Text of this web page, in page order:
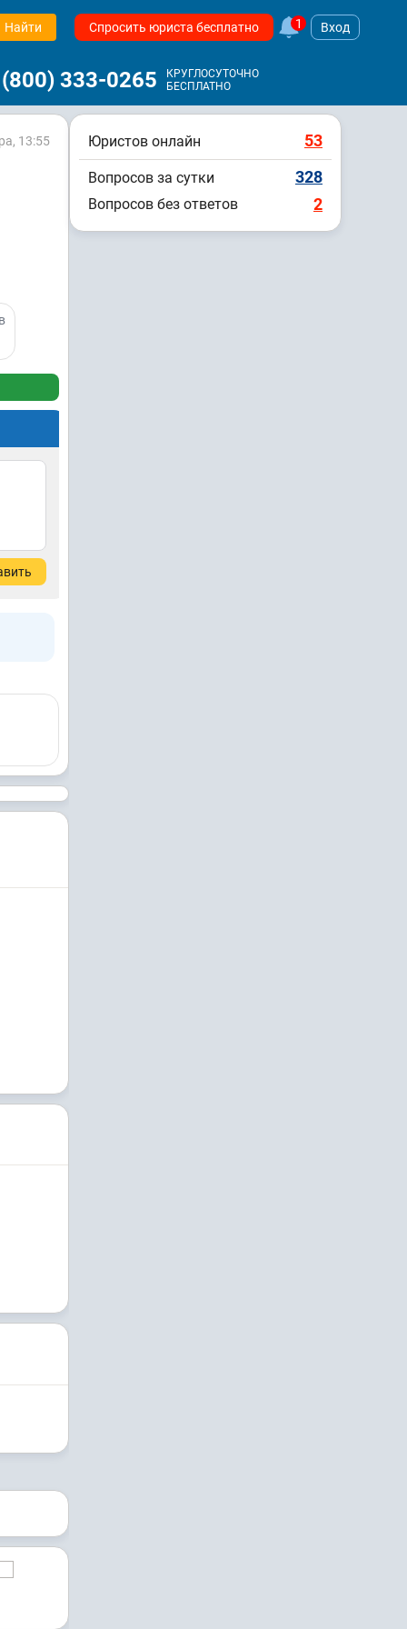
Найти Спросить юриста бесплатно 1 Вход
333-0265
КРУГЛОСУТОЧНО
БЕСПЛАТНО
13:55 Юристов онлайн 53
Вопросов за сутки 328
Вопросов без ответов 2